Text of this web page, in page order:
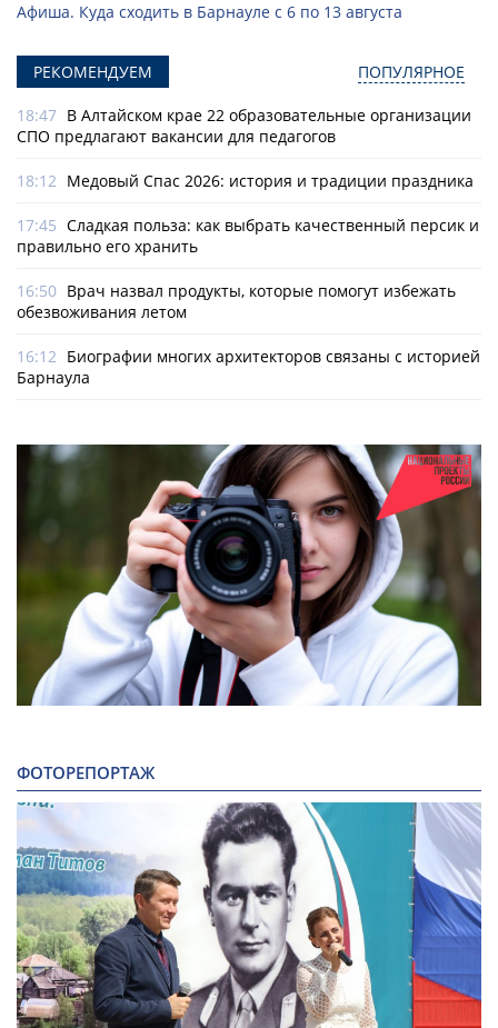
Афиша. Куда сходить в Барнауле с 6 по 13 августа
РЕКОМЕНДУЕМ ПОПУЛЯРНОЕ
18:47 В Алтайском крае 22 образовательные организации
СПО предлагают вакансии для педагогов
18:12 Медовый Спас 2026: история и традиции праздника
17:45 Сладкая польза: как выбрать качественный персик и
правильно его хранить
16:50 Врач назвал продукты, которые помогут избежать
обезвоживания летом
16:12 Биографии многих архитекторов связаны с историей
Барнаула
ФОТОРЕПОРТАЖ